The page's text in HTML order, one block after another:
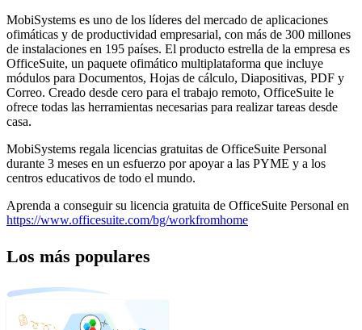
MobiSystems es uno de los líderes del mercado de aplicaciones
ofimáticas y de productividad empresarial, con más de 300 millones
de instalaciones en 195 países. El producto estrella de la empresa es
OfficeSuite, un paquete ofimático multiplataforma que incluye
módulos para Documentos, Hojas de cálculo, Diapositivas, PDF y
Correo. Creado desde cero para el trabajo remoto, OfficeSuite le
ofrece todas las herramientas necesarias para realizar tareas desde
casa.
MobiSystems regala licencias gratuitas de OfficeSuite Personal
durante 3 meses en un esfuerzo por apoyar a las PYME y a los
centros educativos de todo el mundo.
Aprenda a conseguir su licencia gratuita de OfficeSuite Personal en
https://www.officesuite.com/bg/workfromhome
Los más populares